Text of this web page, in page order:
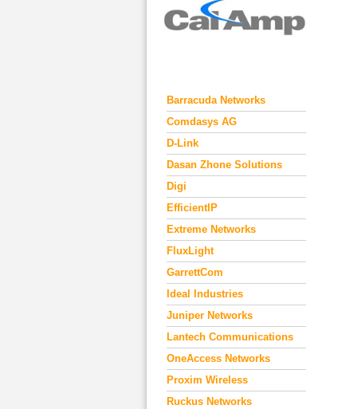
Barracuda Networks
Comdasys AG
D-Link
Dasan Zhone Solutions
Digi
EfficientIP
Extreme Networks
FluxLight
GarrettCom
Ideal Industries
Juniper Networks
Lantech Communications
OneAccess Networks
Proxim Wireless
Ruckus Networks